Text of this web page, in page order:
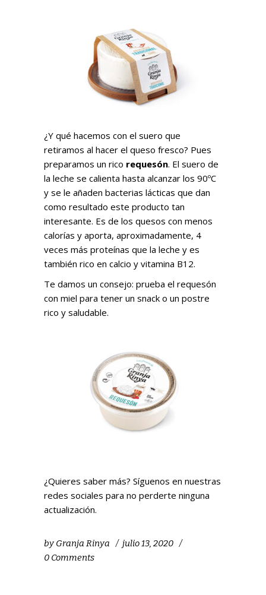
¿Y qué hacemos con el suero que
retiramos al hacer el queso fresco? Pues
preparamos un rico requesón. El suero de
la leche se calienta hasta alcanzar los 90ºC
y se le añaden bacterias lácticas que dan
como resultado este producto tan
interesante. Es de los quesos con menos
calorías y aporta, aproximadamente, 4
veces más proteínas que la leche y es
también rico en calcio y vitamina B12.
Te damos un consejo: prueba el requesón
con miel para tener un snack o un postre
rico y saludable.
¿Quieres saber más? Síguenos en nuestras
redes sociales para no perderte ninguna
actualización.
byGranja Rinya
julio 13, 2020
0 Comments